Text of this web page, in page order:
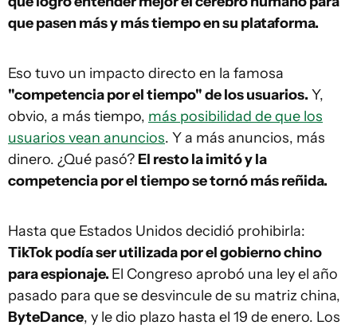
que pasen más y más tiempo en su plataforma.
Eso tuvo un impacto directo en la famosa
"competencia por el tiempo" de los usuarios. Y,
obvio, a más tiempo, más posibilidad de que los
usuarios vean anuncios. Y a más anuncios, más
dinero. ¿Qué pasó? El resto la imitó y la
competencia por el tiempo se tornó más reñida.
Hasta que Estados Unidos decidió prohibirla:
TikTok podía ser utilizada por el gobierno chino
para espionaje. El Congreso aprobó una ley el año
pasado para que se desvincule de su matriz china,
ByteDance, y le dio plazo hasta el 19 de enero. Los